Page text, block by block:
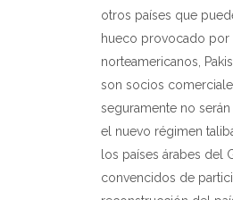
otros países que
hueco provocado por
norteamericanos,
son socios
seguramente no
el nuevo régimen
los países árabes del
convencidos de